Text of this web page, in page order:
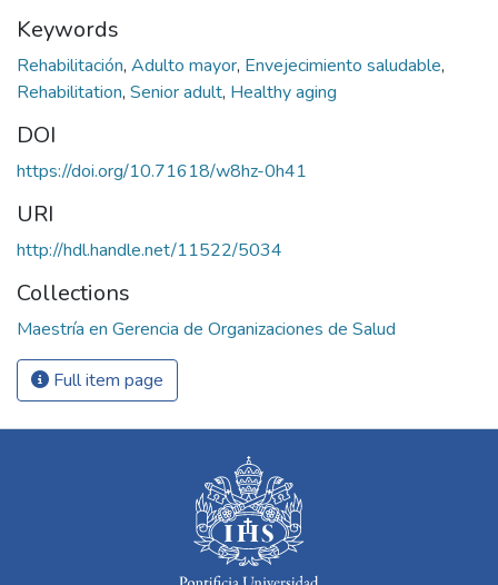
Keywords
Rehabilitación, Adulto mayor, Envejecimiento saludable,
Rehabilitation, Senior adult, Healthy aging
DOI
https://doi.org/10.71618/w8hz-0h41
URI
http://hdl.handle.net/11522/5034
Collections
Maestría en Gerencia de Organizaciones de Salud
Full item page